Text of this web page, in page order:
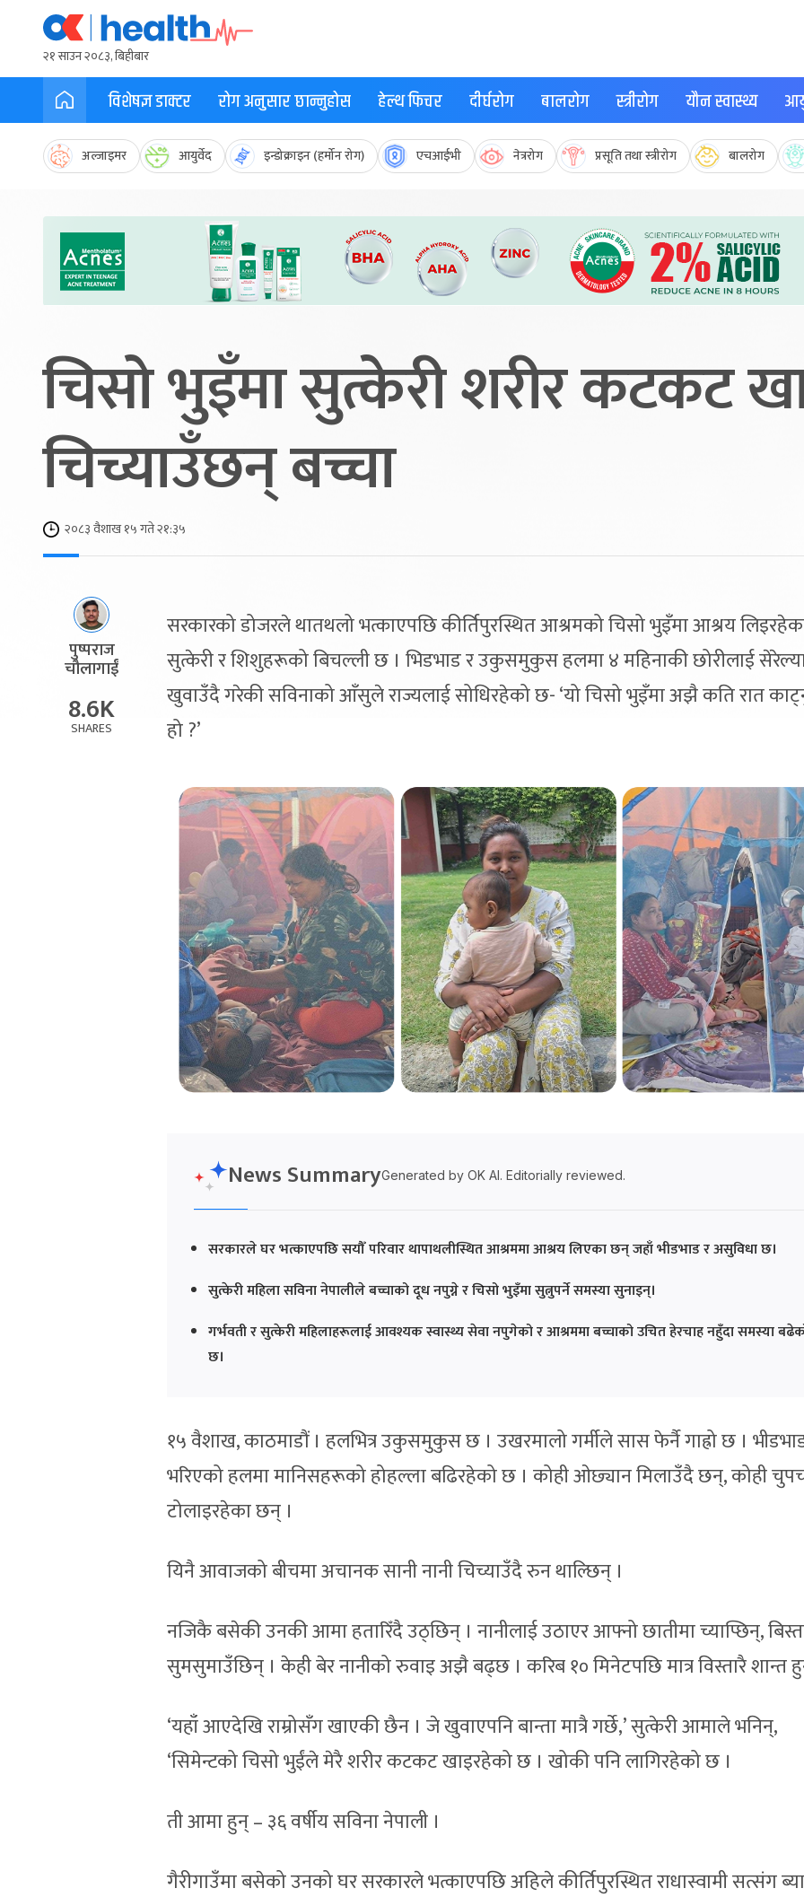
२१ साउन २०८३, बिहीबार
विशेषज्ञ डाक्टर रोग अनुसार छान्नुहोस हेल्थ फिचर दीर्घरोग बालरोग स्त्रीरोग यौन स्वास्थ्य
अल्जाइमर आयुर्वेद इन्डोक्राइन (हर्मोन रोग) एचआईभी नेत्ररोग प्रसूति तथा स्त्रीरोग बालरोग
चिसो भुइँमा सुत्केरी शरीर कटकट
चिच्याउँछन् बच्चा
२०८३ वैशाख १५ गते २१:३५
पुष्पराज
चौलागाईं
8.6K
SHARES
सरकारको डोजरले थातथलो भत्काएपछि कीर्तिपुरस्थित आश्रमको चिसो भुइँमा आश्रय
सुत्केरी र शिशुहरूको बिचल्ली छ । भिडभाड र उकुसमुकुस हलमा ४ महिनाकी छोरीलाई
खुवाउँदै गरेकी सविनाको आँसुले राज्यलाई सोधिरहेको छ- ‘यो चिसो भुइँमा अझै कति रात
हो ?’
News SummaryGenerated by OK AI. Editorially reviewed.
सरकारले घर भत्काएपछि सयौँ परिवार थापाथलीस्थित आश्रममा आश्रय लिएका छन् जहाँ भीडभाड र असुविधा छ।
सुत्केरी महिला सविना नेपालीले बच्चाको दूध नपुग्ने र चिसो भुइँमा सुत्नुपर्ने समस्या सुनाइन्।
गर्भवती र सुत्केरी महिलाहरूलाई आवश्यक स्वास्थ्य सेवा नपुगेको र आश्रममा बच्चाको उचित हेरचाह नहुँदा समस्या
छ।
१५ वैशाख, काठमाडौं । हलभित्र उकुसमुकुस छ । उखरमालो गर्मीले सास फेर्नै गाह्रो छ ।
भरिएको हलमा मानिसहरूको होहल्ला बढिरहेको छ । कोही ओछ्यान मिलाउँदै छन्, कोही
टोलाइरहेका छन् ।
यिनै आवाजको बीचमा अचानक सानी नानी चिच्याउँदै रुन थाल्छिन् ।
नजिकै बसेकी उनकी आमा हतारिँदै उठ्छिन् । नानीलाई उठाएर आफ्नो छातीमा च्याप्छिन्,
सुमसुमाउँछिन् । केही बेर नानीको रुवाइ अझै बढ्छ । करिब १० मिनेटपछि मात्र विस्तारै शान्त
‘यहाँ आएदेखि राम्रोसँग खाएकी छैन । जे खुवाएपनि बान्ता मात्रै गर्छे,’ सुत्केरी आमाले भनिन्,
‘सिमेन्टको चिसो भुईंले मेरै शरीर कटकट खाइरहेको छ । खोकी पनि लागिरहेको छ ।
ती आमा हुन् – ३६ वर्षीय सविना नेपाली ।
गैरीगाउँमा बसेको उनको घर सरकारले भत्काएपछि अहिले कीर्तिपुरस्थित राधास्वामी सत्संग